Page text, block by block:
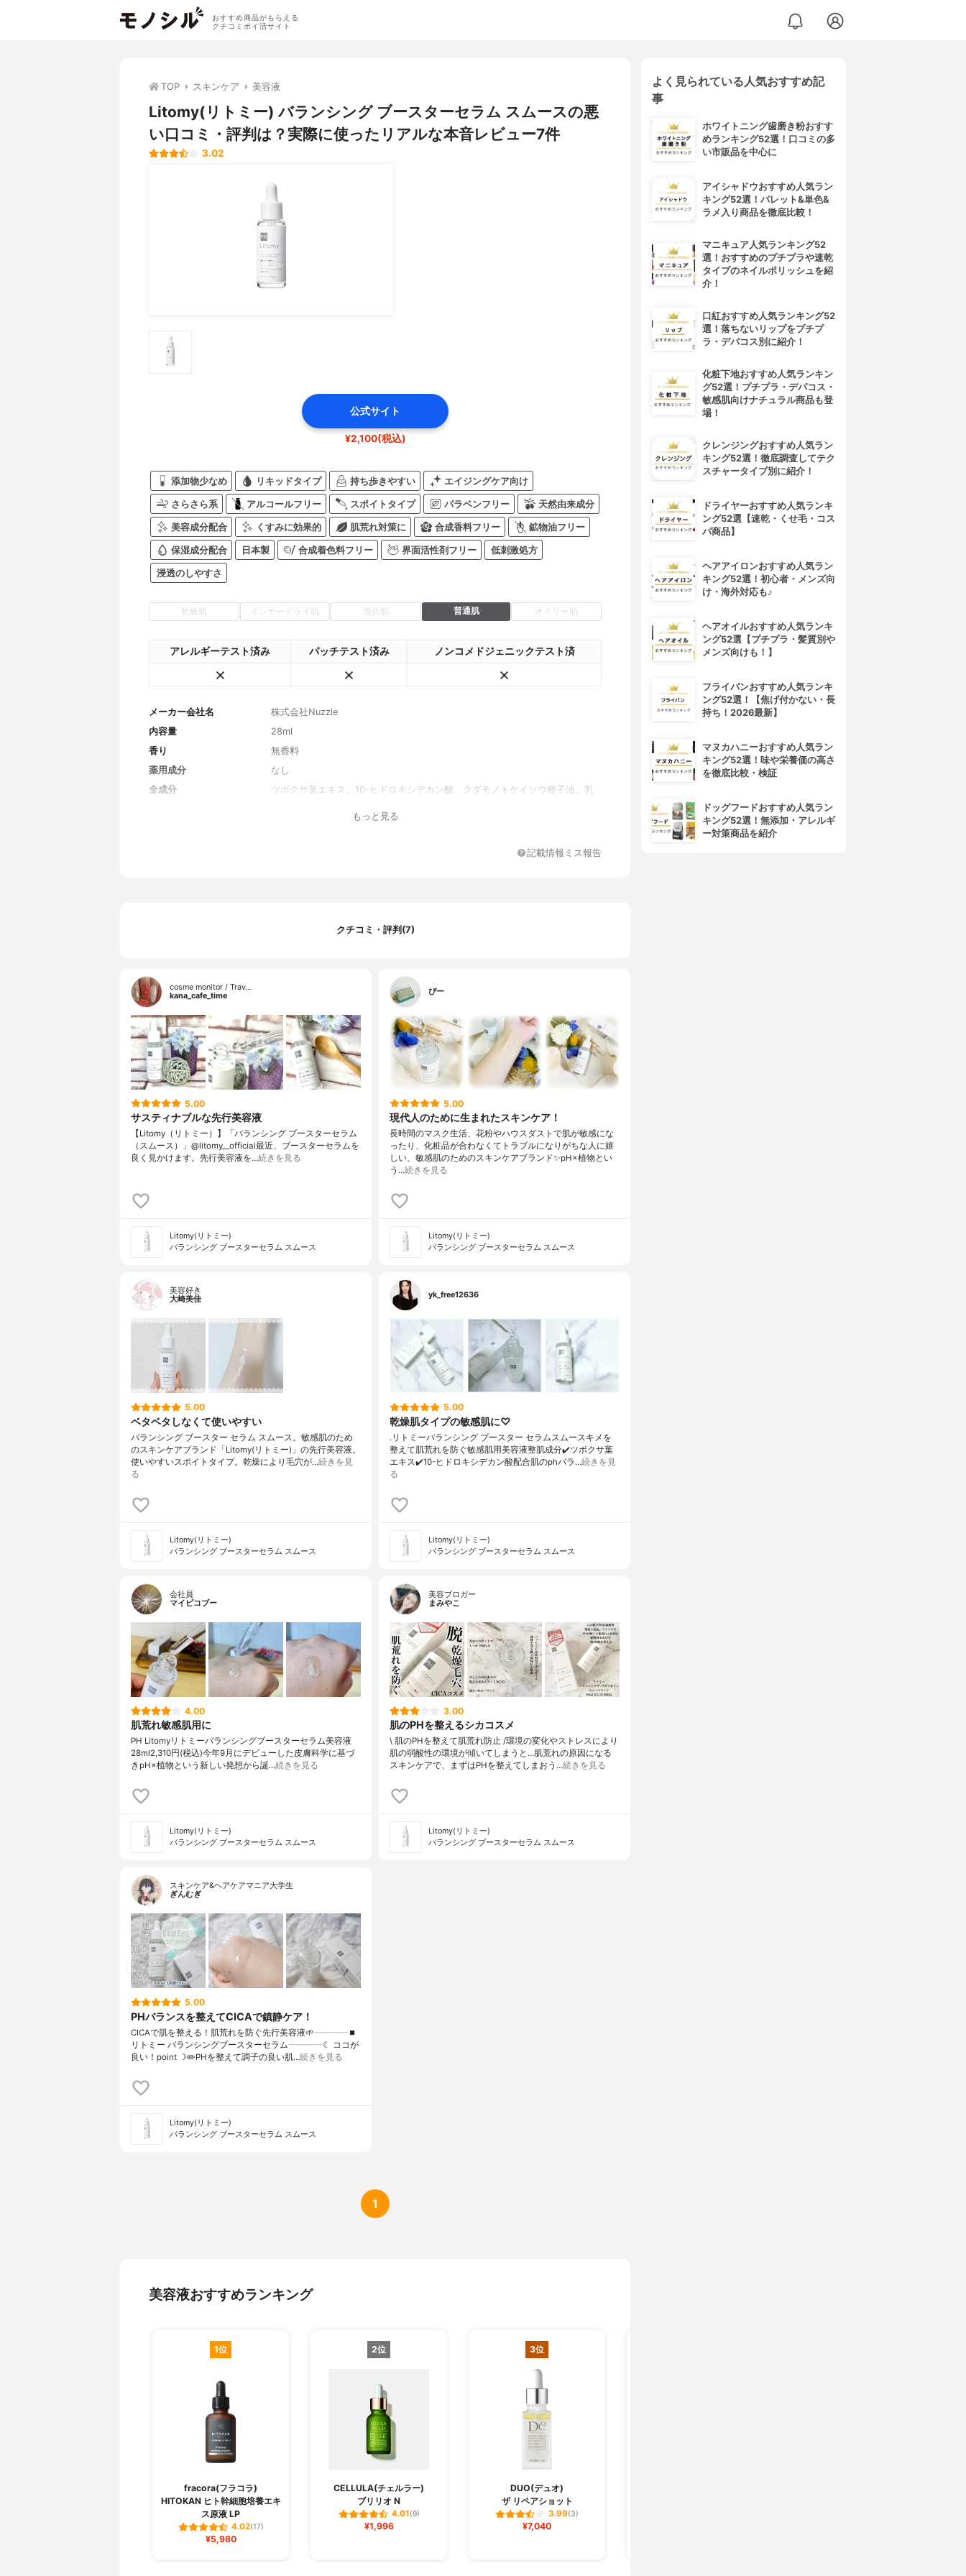
おすすめ商品がもらえる
クチコミポイ活サイト
TOP スキンケア 美容液
Litomy(リトミー) バランシング ブースターセラム スムースの悪
い口コミ・評判は？実際に使ったリアルな本音レビュー7件
3.02
公式サイト
¥2,100(税込)
添加物少なめ リキッドタイプ 持ち歩きやすい エイジングケア向け
さらさら系 アルコールフリー スポイトタイプ パラベンフリー 天然由来成分
美容成分配合 くすみに効果的 肌荒れ対策に 合成香料フリー 鉱物油フリー
保湿成分配合 日本製 合成着色料フリー 界面活性剤フリー 低刺激処方
浸透のしやすさ
乾燥肌 インナードライ肌 混合肌 普通肌 オイリー肌
アレルギーテスト済み パッチテスト済み ノンコメドジェニックテスト済
メーカー会社名
株式会社Nuzzle
内容量
28ml
香り
無香料
薬用成分
なし
全成分
ツボクサ葉エキス、10-ヒドロキシデカン酸、クダモノトケイソウ種子油、乳
もっと見る
記載情報ミス報告
クチコミ・評判(7)
cosme monitor / Trav…
kana_cafe_time
5.00
サスティナブルな先行美容液
【Litomy（リトミー）】「バランシング ブースターセラム
（スムース）」@litomy__official最近、ブースターセラムを
良く見かけます。先行美容液を…続きを見る
Litomy(リトミー)
バランシング ブースターセラム スムース
ぴー
5.00
現代人のために生まれたスキンケア！
長時間のマスク生活、花粉やハウスダストで肌が敏感にな
ったり、化粧品が合わなくてトラブルになりがちな人に嬉
しい、敏感肌のためのスキンケアブランド✨pH×植物とい
う…続きを見る
Litomy(リトミー)
バランシング ブースターセラム スムース
美容好き
大崎美佳
5.00
ベタベタしなくて使いやすい
バランシング ブースター セラム スムース。敏感肌のため
のスキンケアブランド「Litomy(リトミー)」の先行美容液。
使いやすいスポイトタイプ。乾燥により毛穴が…続きを見
る
Litomy(リトミー)
バランシング ブースターセラム スムース
yk_free12636
5.00
乾燥肌タイプの敏感肌に♡
.リトミーバランシング ブースター セラムスムースキメを
整えて肌荒れを防ぐ敏感肌用美容液整肌成分✔️ツボクサ葉
エキス✔️10-ヒドロキシデカン酸配合肌のphバラ…続きを見
る
Litomy(リトミー)
バランシング ブースターセラム スムース
会社員
マイピコブー
4.00
肌荒れ敏感肌用に
PH Litomyリトミーバランシングブースターセラム美容液
28ml2,310円(税込)今年9月にデビューした皮膚科学に基づ
きpH×植物という新しい発想から誕…続きを見る
Litomy(リトミー)
バランシング ブースターセラム スムース
美容ブロガー
まみやこ
3.00
肌のPHを整えるシカコスメ
\ 肌のPHを整えて肌荒れ防止 /⁡⁡環境の変化やストレスにより
肌の弱酸性の環境が傾いてしまうと…肌荒れの原因になる⁡⁡
スキンケアで、まずはPHを整えてしまおう…続きを見る
Litomy(リトミー)
バランシング ブースターセラム スムース
スキンケア&ヘアケアマニア大学生
ぎんむぎ
5.00
PHバランスを整えてCICAで鎮静ケア！
CICAで肌を整える！肌荒れを防ぐ先行美容液🌱┈┈┈┈⏹
リトミー バランシングブースターセラム┈┈┈┈☾ ココが
良い！point ☽✏️PHを整えて調子の良い肌…続きを見る
Litomy(リトミー)
バランシング ブースターセラム スムース
1
美容液おすすめランキング
1位
fracora(フラコラ)
HITOKAN ヒト幹細胞培養エキ
ス原液 LP
4.02(17)
¥5,980
2位
CELLULA(チェルラー)
ブリリオ N
4.01(9)
¥1,996
3位
DUO(デュオ)
ザ リペアショット
3.99(3)
¥7,040
よく見られている人気おすすめ記
事
ホワイトニング歯磨き粉おすす
めランキング52選！口コミの多
い市販品を中心に
アイシャドウおすすめ人気ラン
キング52選！パレット&単色&
ラメ入り商品を徹底比較！
マニキュア人気ランキング52
選！おすすめのプチプラや速乾
タイプのネイルポリッシュを紹
介！
口紅おすすめ人気ランキング52
選！落ちないリップをプチプ
ラ・デパコス別に紹介！
化粧下地おすすめ人気ランキン
グ52選！プチプラ・デパコス・
敏感肌向けナチュラル商品も登
場！
クレンジングおすすめ人気ラン
キング52選！徹底調査してテク
スチャータイプ別に紹介！
ドライヤーおすすめ人気ランキ
ング52選【速乾・くせ毛・コス
パ商品】
ヘアアイロンおすすめ人気ラン
キング52選！初心者・メンズ向
け・海外対応も♪
ヘアオイルおすすめ人気ランキ
ング52選【プチプラ・髪質別や
メンズ向けも！】
フライパンおすすめ人気ランキ
ング52選！【焦げ付かない・長
持ち！2026最新】
マヌカハニーおすすめ人気ラン
キング52選！味や栄養価の高さ
を徹底比較・検証
ドッグフードおすすめ人気ラン
キング52選！無添加・アレルギ
ー対策商品を紹介